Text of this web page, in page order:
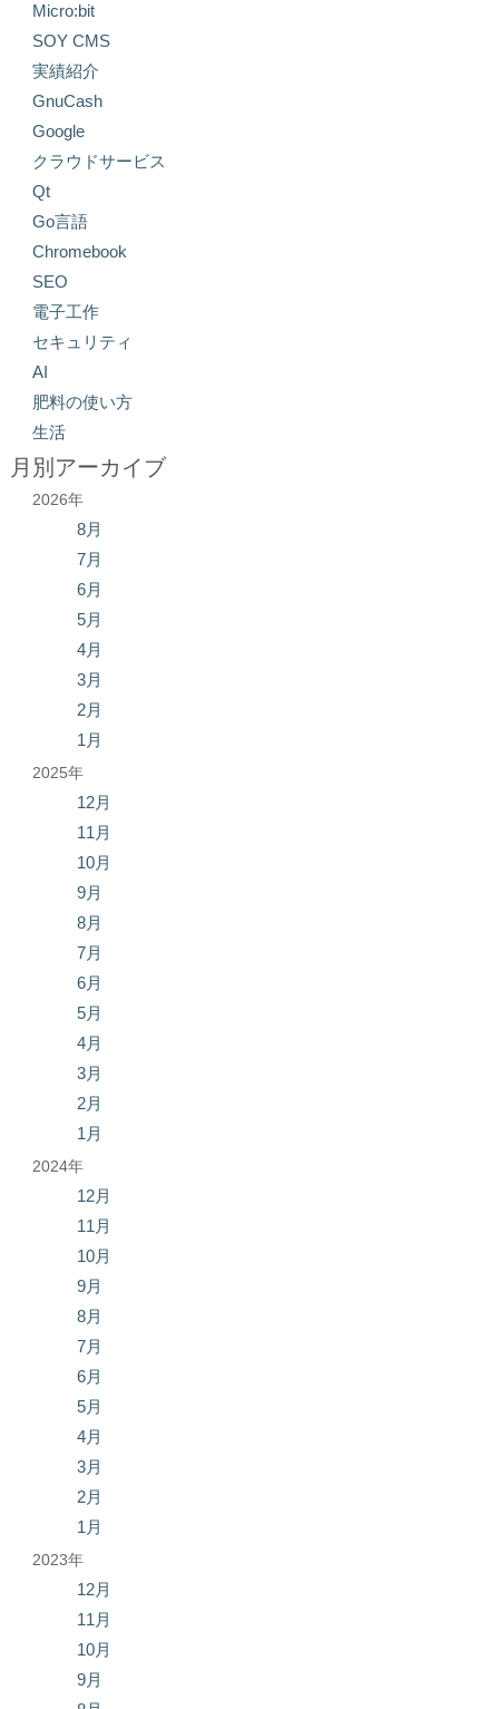
Micro:bit
SOY CMS
実績紹介
GnuCash
Google
クラウドサービス
Qt
Go言語
Chromebook
SEO
電子工作
セキュリティ
AI
肥料の使い方
生活
月別アーカイブ
2026年
8月
7月
6月
5月
4月
3月
2月
1月
2025年
12月
11月
10月
9月
8月
7月
6月
5月
4月
3月
2月
1月
2024年
12月
11月
10月
9月
8月
7月
6月
5月
4月
3月
2月
1月
2023年
12月
11月
10月
9月